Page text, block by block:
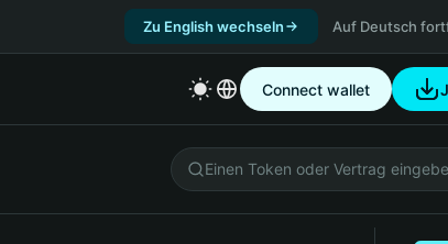
Zu English wechseln Auf Deutsch
Connect wallet